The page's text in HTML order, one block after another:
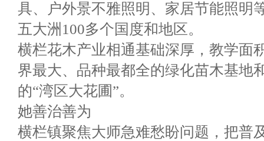
具、户外景不雅照明、家居节能照明
五大洲100多个国度和地区。
横栏花木产业相通基础深厚，教学面
界最大、品种最都全的绿化苗木基地
的“湾区大花圃”。
她善治善为
横栏镇聚焦大师急难愁盼问题，把普